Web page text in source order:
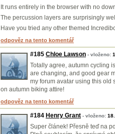
It runs entirely in the browser with no
The percussion layers are surprisingly
Have you tried any other themed
odpověz na tento komentář
#185 Chloe Lawson - vloženo:
Totally agree, autumn cycling
are changing, and good gear
my forum avatar using this old
on autumn biking attire!
odpověz na tento komentář
#184 Henry Grant - vloženo:
Super článek! Přesně teď na